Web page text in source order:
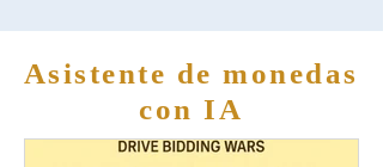
monedas antiguas (grading) difiere del de
las monedas modernas, ya que no fueron
producidas med
Asistente de monedas
con IA